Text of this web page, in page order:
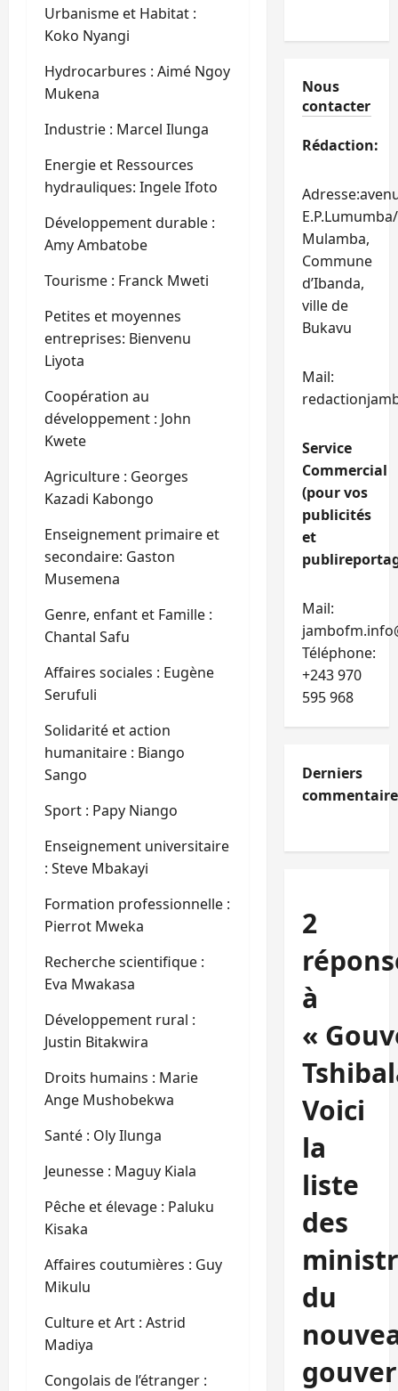
Urbanisme et Habitat :
Koko Nyangi
Hydrocarbures : Aimé Ngoy
Mukena
Industrie : Marcel Ilunga
Energie et Ressources
hydrauliques: Ingele Ifoto
Développement durable :
Amy Ambatobe
Tourisme : Franck Mweti
Petites et moyennes
entreprises: Bienvenu
Liyota
Coopération au
développement : John
Kwete
Agriculture : Georges
Kazadi Kabongo
Enseignement primaire et
secondaire: Gaston
Musemena
Genre, enfant et Famille :
Chantal Safu
Affaires sociales : Eugène
Serufuli
Solidarité et action
humanitaire : Biango
Sango
Sport : Papy Niango
Enseignement universitaire
: Steve Mbakayi
Formation professionnelle :
Pierrot Mweka
Recherche scientifique :
Eva Mwakasa
Développement rural :
Justin Bitakwira
Droits humains : Marie
Ange Mushobekwa
Santé : Oly Ilunga
Jeunesse : Maguy Kiala
Pêche et élevage : Paluku
Kisaka
Affaires coutumières : Guy
Mikulu
Culture et Art : Astrid
Madiya
Congolais de l’étranger :
Nous
contacter
Rédaction:
Mulamba,
Commune
d’Ibanda,
ville de
Bukavu
Mail:
Service
Commercial
(pour vos
publicités
et
Mail:
Téléphone:
+243 970
595 968
Derniers
2
à
«
Voici
la
liste
des
du